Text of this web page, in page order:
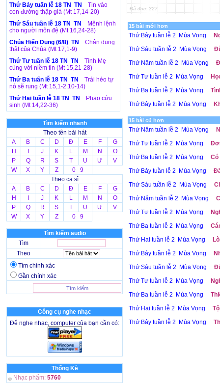
Thứ Bảy tuấn lễ 18 TN TN
Tin vào
con đường thập giá (Mt 17,14-20)
Thứ Sáu tuần lễ 18 TN TN
Mệnh lệnh
cho người môn đệ (Mt 16,24-28)
Chúa Hiển Dung (6/8) TN
Chân dung
thật của Chúa (Mt 17,1-9)
Thứ Tư tuần lễ 18 TN TN
Tình Mẹ
cùng với niềm tin (Mt 15,21-28)
Thứ Ba tuấn lễ 18 TN TN
Trái héo tự
nó sẽ rụng (Mt 15,1-2.10-14)
Thứ Hai tuần lễ 18 TN TN
Phao cứu
sinh (Mt 14,22-36)
Tìm kiếm nhanh
Theo tên bài hát
A
B C D Đ E F
G
H
J K L M N
O
P
Q R S T U Ư
V
W
X Y Z
0 9
Theo ca sĩ
A
B C D Đ E F
G
H
J K L M N
O
P
Q R S T U Ư
V
W
X Y Z 0 9
Tìm kiếm audio
Tìm
Theo
Tìm chính xác
Gần chính xác
Công cụ nghe nhạc
Để nghe nhạc, computer của bạn cần có:
Thống Kê
Nhạc phẩm: 5760
Đã đọc: 327
15 bài mới hơn
Thứ Bảy tuần lễ 2 Mùa Vọng
Thứ Sáu tuần lễ 2 Mùa Vọng
Thứ Năm tuần lễ 2 Mùa Vọng
Thứ Tư tuần lễ 2 Mùa Vọng
Thứ Ba tuần lễ 2 Mùa Vọng
Thứ Bảy tuần lễ 2 Mùa Vọng
15 bài cũ hơn
Thứ Năm tuần lễ 2 Mùa Vọng
Thứ Tư tuần lễ 2 Mùa Vọng
Thứ Ba tuần lễ 2 Mùa Vọng
Có
Thứ Bảy tuần lễ 2 Mùa Vọng
Thứ Sáu tuần lễ 2 Mùa Vọng
Thứ Năm tuần lễ 2 Mùa Vọng
Thứ Tư tuần lễ 2 Mùa Vọng
Thứ Ba tuần lễ 2 Mùa Vọng
Thứ Hai tuần lễ 2 Mùa Vọng
Thứ Bảy tuần lễ 2 Mùa Vọng
Thứ Sáu tuần lễ 2 Mùa Vọng
Thứ Tư tuần lễ 2 Mùa Vọng
Thứ Ba tuần lễ 2 Mùa Vọng
Thứ Hai tuần lễ 2 Mùa Vọng
Thứ Bảy tuần lễ 2 Mùa Vọng